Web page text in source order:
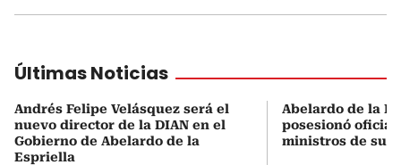
Últimas Noticias
Andrés Felipe Velásquez será el
nuevo director de la DIAN en el
Gobierno de Abelardo de la
Espriella
Abelardo de la
posesionó
ministros de su